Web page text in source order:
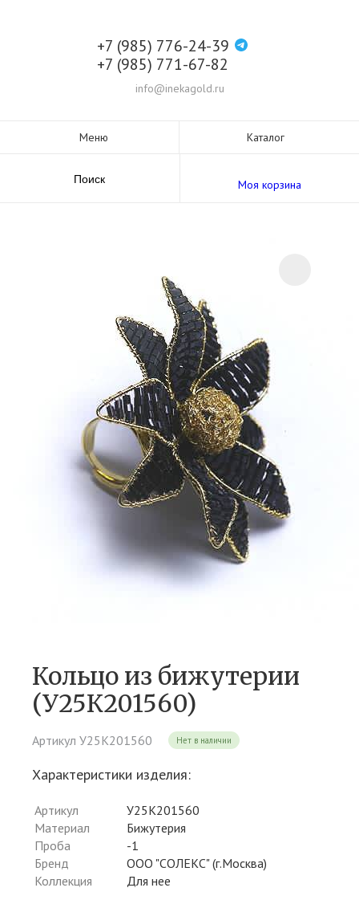
+7 (985) 776-24-39
+7 (985) 771-67-82
info@inekagold.ru
Меню Каталог
Поиск Моя корзина
Кольцо из бижутерии
(У25К201560)
Артикул У25К201560 Нет в наличии
Характеристики изделия:
Артикул
У25К201560
Материал
Бижутерия
Проба
-1
Бренд
ООО "СОЛЕКС" (г.Москва)
Коллекция
Для нее